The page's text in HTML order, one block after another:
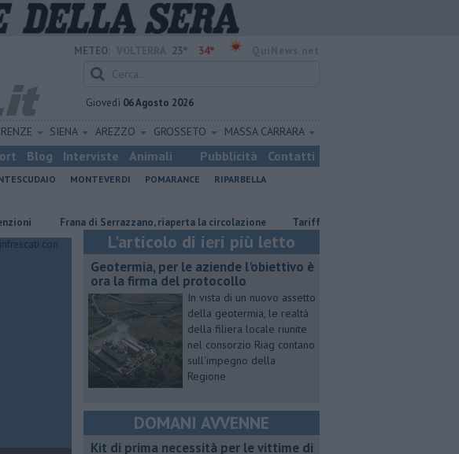
METEO: 23° 34°
Giovedì 06 Agosto 2026
SIENA AREZZO GROSSETO MASSA CARRARA
Blog Interviste Animali Pubblicità Contatti
MONTEVERDI POMARANCE
RIPARBELLA
Frana di Serrazzano, riaperta la circolazione Tariffe del teleriscaldamento, nessun
L'articolo di ieri più letto
Geotermia, per le aziende l'obiettivo è
ora la firma del protocollo
In vista di un nuovo assetto
della geotermia, le realtà
della filiera locale riunite
nel consorzio Riag contano
sull'impegno della
Regione
DOMANI AVVENNE
Kit di prima necessità per le vittime di